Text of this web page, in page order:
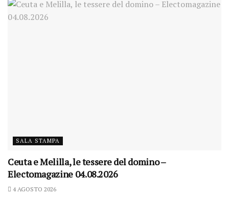
SALA STAMPA
Ceuta e Melilla, le tessere del domino –
Electomagazine 04.08.2026
4 AGOSTO 2026